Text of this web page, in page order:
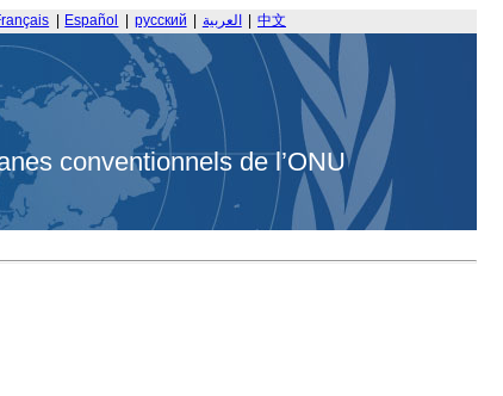
Español русский العربية 中文
conventionnels de l’ONU